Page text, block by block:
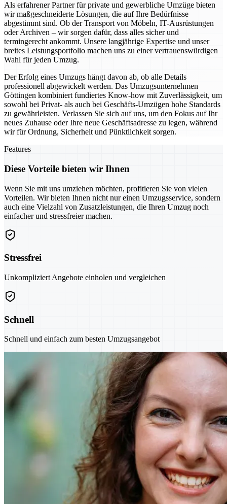
Als erfahrener Partner für private und gewerbliche Umzüge bieten
wir maßgeschneiderte Lösungen, die auf Ihre Bedürfnisse
abgestimmt sind. Ob der Transport von Möbeln, IT-Ausrüstungen
oder Archiven – wir sorgen dafür, dass alles sicher und
termingerecht ankommt. Unsere langjährige Expertise und unser
breites Leistungsportfolio machen uns zu einer vertrauenswürdigen
Wahl für jeden Umzug.
Der Erfolg eines Umzugs hängt davon ab, ob alle Details
professionell abgewickelt werden. Das Umzugsunternehmen
Göttingen kombiniert fundiertes Know-how mit Zuverlässigkeit, um
sowohl bei Privat- als auch bei Geschäfts-Umzügen hohe Standards
zu gewährleisten. Verlassen Sie sich auf uns, um den Fokus auf Ihr
neues Zuhause oder Ihre neue Geschäftsadresse zu legen, während
wir für Ordnung, Sicherheit und Pünktlichkeit sorgen.
Features
Diese Vorteile bieten wir Ihnen
Wenn Sie mit uns umziehen möchten, profitieren Sie von vielen
Vorteilen. Wir bieten Ihnen nicht nur einen Umzugsservice, sondern
auch eine Vielzahl von Zusatzleistungen, die Ihren Umzug noch
einfacher und stressfreier machen.
Stressfrei
Unkompliziert Angebote einholen und vergleichen
Schnell
Schnell und einfach zum besten Umzugsangebot